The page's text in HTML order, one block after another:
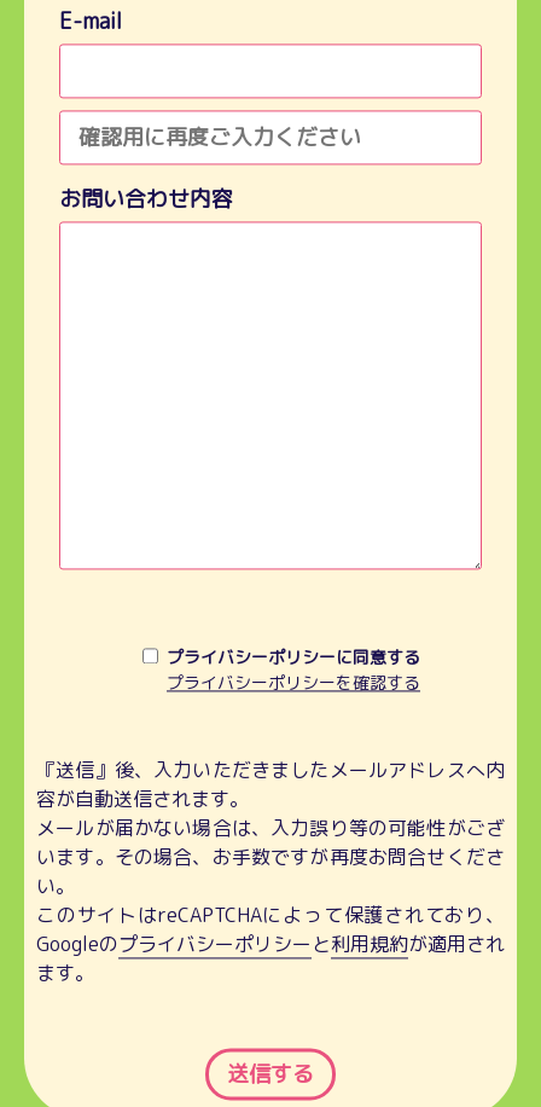
E-mail
お問い合わせ内容
プライバシーポリシーに同意する
プライバシーポリシーを確認する
『送信』後、入力いただきましたメールアドレスへ内
容が自動送信されます。
メールが届かない場合は、入力誤り等の可能性がござ
います。その場合、お手数ですが再度お問合せくださ
い。
このサイトはreCAPTCHAによって保護されており、
Googleのプライバシーポリシーと利用規約が適用され
ます。